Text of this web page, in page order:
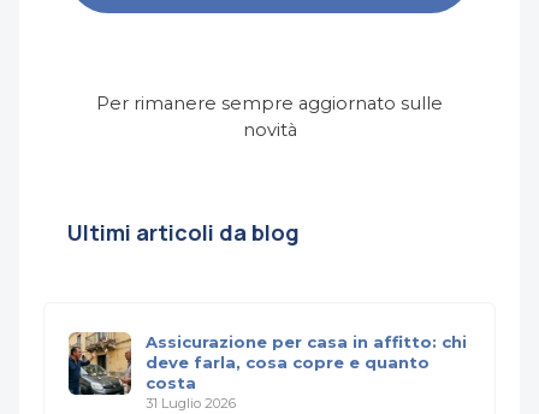
Per rimanere sempre aggiornato sulle
novità
Ultimi articoli da blog
Assicurazione per casa in affitto: chi
deve farla, cosa copre e quanto
costa
31 Luglio 2026